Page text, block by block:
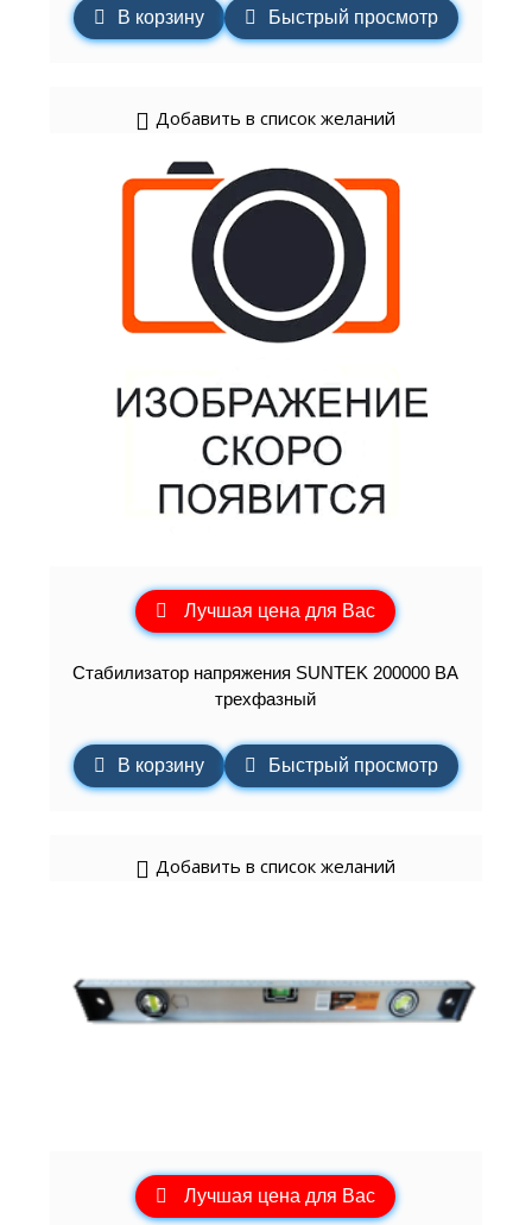
В корзину Быстрый просмотр
Добавить в список желаний
Лучшая цена для Вас
Стабилизатор напряжения SUNTEK 200000 ВА
трехфазный
В корзину Быстрый просмотр
Добавить в список желаний
Лучшая цена для Вас